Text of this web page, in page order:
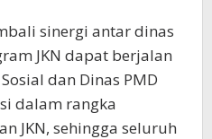
sinergi antar dinas
JKN dapat berjalan
dan Dinas PMD
dalam rangka
JKN, sehingga seluruh